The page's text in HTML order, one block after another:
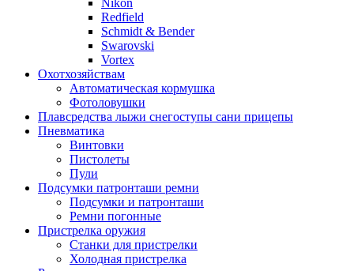
Nikon
Redfield
Schmidt & Bender
Swarovski
Vortex
Охотхозяйствам
Автоматическая кормушка
Фотоловушки
Плавсредства лыжи снегоступы сани прицепы
Пневматика
Винтовки
Пистолеты
Пули
Подсумки патронташи ремни
Подсумки и патронташи
Ремни погонные
Пристрелка оружия
Станки для пристрелки
Холодная пристрелка